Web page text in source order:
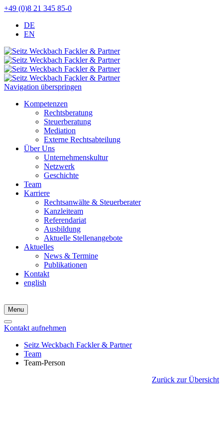
+49 (0)8 21 345 85-0
DE
EN
Navigation überspringen
Kompetenzen
Rechtsberatung
Steuerberatung
Mediation
Externe Rechtsabteilung
Über Uns
Unternehmenskultur
Netzwerk
Geschichte
Team
Karriere
Rechtsanwälte & Steuerberater
Kanzleiteam
Referendariat
Ausbildung
Aktuelle Stellenangebote
Aktuelles
News & Termine
Publikationen
Kontakt
english
Menu
Kontakt aufnehmen
Seitz Weckbach Fackler & Partner
Team
Team-Person
Zurück zur Übersicht